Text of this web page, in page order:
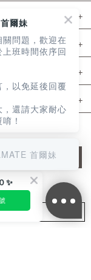
追蹤清單
JOIN
假日除外)
✨
爾妹
問題，歡迎在
班時間依序回
以免延後回覆
還請大家耐心
！
首爾妹